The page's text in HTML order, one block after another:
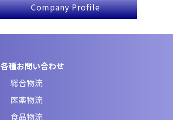
Company Profile
各種お問い合わせ
総合物流
医薬物流
食品物流